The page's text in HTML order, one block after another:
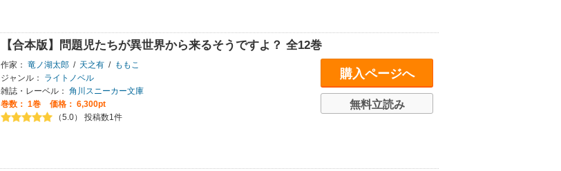
【合本版】問題児たちが異世界から来るそうですよ？ 全12巻
作家： 竜ノ湖太郎 / 天之有 /
ももこ
ジャンル：
ライトノベル
雑誌・レーベル： 角川スニーカー文庫
巻数： 1巻
価格： 6,300pt
（5.0） 投稿数1件
購入ページへ
無料立読み